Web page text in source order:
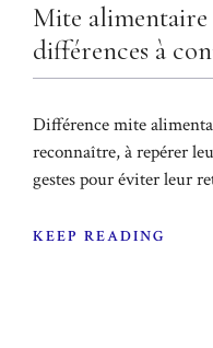
Mite alimentaire
différences à
Différence mite
reconnaître, à repérer
gestes pour éviter leur
KEEP READING